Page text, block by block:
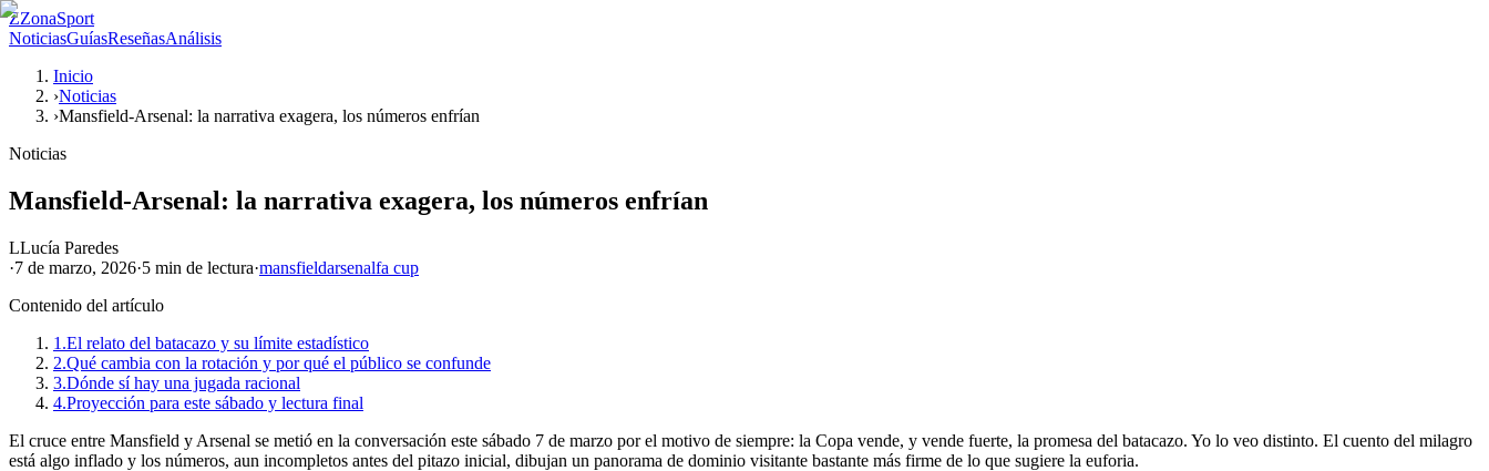
ZZonaSport
NoticiasGuíasReseñasAnálisis
Inicio
›Noticias
›Mansfield-Arsenal: la narrativa exagera, los números enfrían
Noticias
Mansfield-Arsenal: la narrativa exagera, los números enfrían
LLucía Paredes
·7 de marzo, 2026·5 min de lectura·mansfieldarsenalfa cup
Contenido del artículo
1.El relato del batacazo y su límite estadístico
2.Qué cambia con la rotación y por qué el público se confunde
3.Dónde sí hay una jugada racional
4.Proyección para este sábado y lectura final
El cruce entre Mansfield y Arsenal se metió en la conversación este sábado 7 de marzo por el motivo de siempre: la Copa vende, y vende fuerte, la promesa del batacazo. Yo lo veo distinto. El cuento del milagro
está algo inflado y los números, aun incompletos antes del pitazo inicial, dibujan un panorama de dominio visitante bastante más firme de lo que sugiere la euforia.